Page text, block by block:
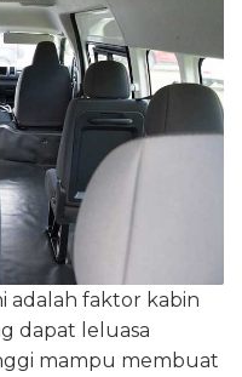
adalah faktor kabin
dapat leluasa
mampu membuat